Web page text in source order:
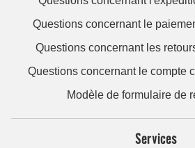
Questions concernant le
Questions concernant les
Questions concernant le compte
Modèle de formulaire de
Services